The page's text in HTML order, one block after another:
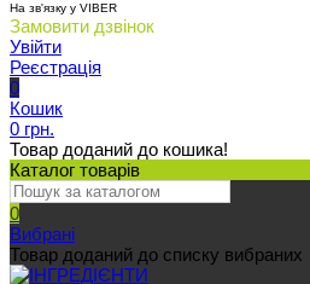
На зв'язку у VIBER
Замовити дзвінок
Увійти
Реєстрація
0
Кошик
0 грн.
Товар доданий до кошика!
Каталог товарів
0
Вибрані
Товар доданий до списку вибраних